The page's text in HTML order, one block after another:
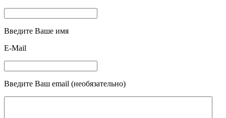
Введите Ваше имя
E-Mail
Введите Ваш email (необязательно)